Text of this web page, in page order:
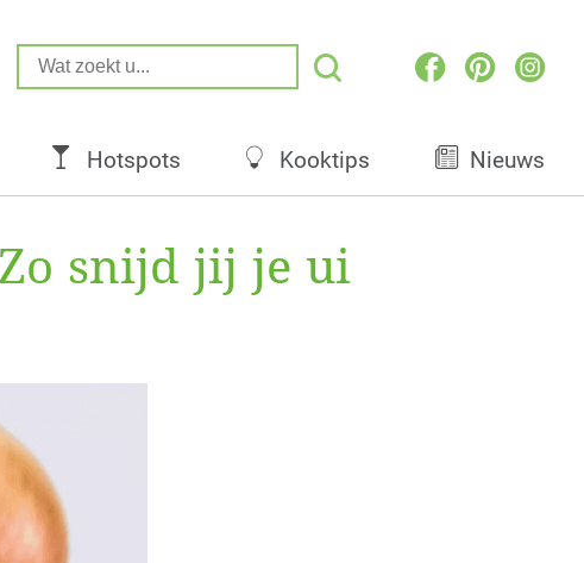
Hotspots Kooktips Nieuws
snijd jij je ui